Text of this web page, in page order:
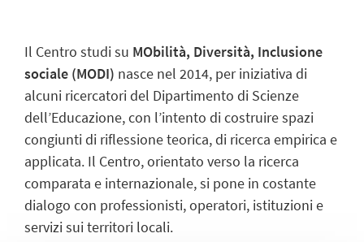
Il Centro studi su MObilità, Diversità, Inclusione
sociale (MODI) nasce nel 2014, per iniziativa di
alcuni ricercatori del Dipartimento di Scienze
dell’Educazione, con l’intento di costruire spazi
congiunti di riflessione teorica, di ricerca empirica e
applicata. Il Centro, orientato verso la ricerca
comparata e internazionale, si pone in costante
dialogo con professionisti, operatori, istituzioni e
servizi sui territori locali.